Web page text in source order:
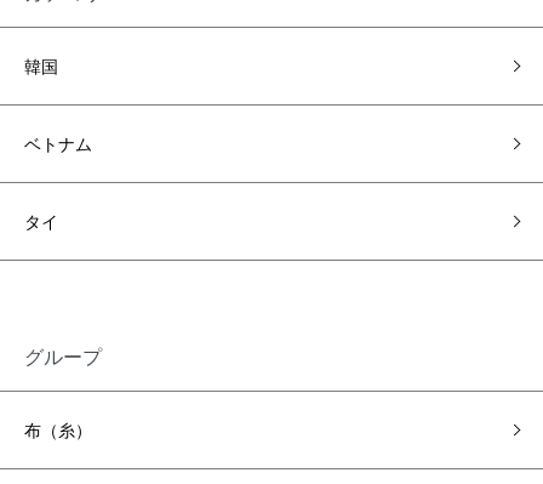
韓国
ベトナム
タイ
グループ
布（糸）